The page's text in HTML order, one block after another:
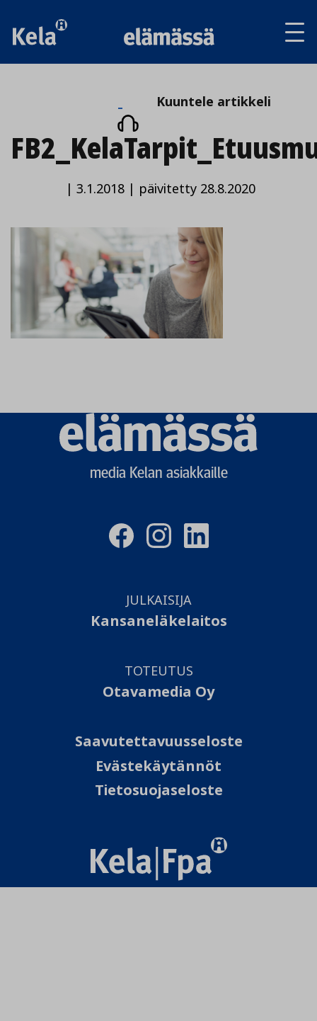
Kuuntele
artikkeli
Kuuntele artikkeli
| 3.1.2018| päivitetty 28.8.2020
Elämässä
logo
media Kelan asiakkaille
JULKAISIJA
Kansaneläkelaitos
TOTEUTUS
Otavamedia Oy
Saavutettavuusseloste
Evästekäytännöt
Tietosuojaseloste